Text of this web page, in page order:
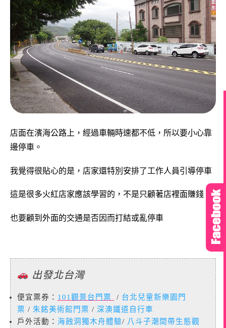
店面在濱海公路上，經過車輛時速都不低，所以要小心靠
邊停車。
我覺得很貼心的是，店家還特別安排了工作人員引導停車
這是很多火紅店家應該學習的，不是只顧著店裡面賺錢
也要顧到外面的交通是否因而打結或亂停車
出發北台灣
便宜票券： 101觀景台門票 / 台北兒童新樂園門
票 / 朱銘美術館門票 / 深澳鐵道自行車
戶外活動： 海蝕洞獨木舟體驗/ 八斗子潮間帶生態觀